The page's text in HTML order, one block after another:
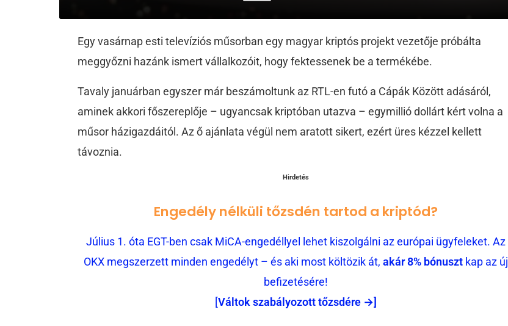
Egy vasárnap esti televíziós műsorban egy magyar kriptós projekt vezetője próbálta
meggyőzni hazánk ismert vállalkozóit, hogy fektessenek be a termékébe.
Tavaly januárban egyszer már beszámoltunk az RTL-en futó a Cápák Között adásáról,
aminek akkori főszereplője – ugyancsak kriptóban utazva – egymillió dollárt kért volna a
műsor házigazdáitól. Az ő ajánlata végül nem aratott sikert, ezért üres kézzel kellett
távoznia.
Hirdetés
Engedély nélküli tőzsdén tartod a kriptód?
Július 1. óta EGT-ben csak MiCA-engedéllyel lehet kiszolgálni az európai ügyfeleket. Az
OKX megszerzett minden engedélyt – és aki most költözik át, akár 8% bónuszt kap az új
befizetésére!
[Váltok szabályozott tőzsdére →]